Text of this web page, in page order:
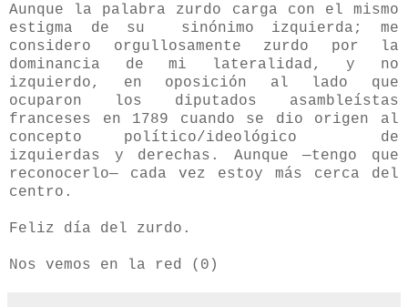
Aunque la palabra zurdo carga con el mismo
estigma de su sinónimo izquierda; me
considero orgullosamente zurdo por la
dominancia de mi lateralidad, y no
izquierdo, en oposición al lado que
ocuparon los diputados asambleístas
franceses en 1789 cuando se dio origen al
concepto político/ideológico de
izquierdas y derechas. Aunque —tengo que
reconocerlo— cada vez estoy más cerca del
centro.
Feliz día del zurdo.
Nos vemos en la red (0)